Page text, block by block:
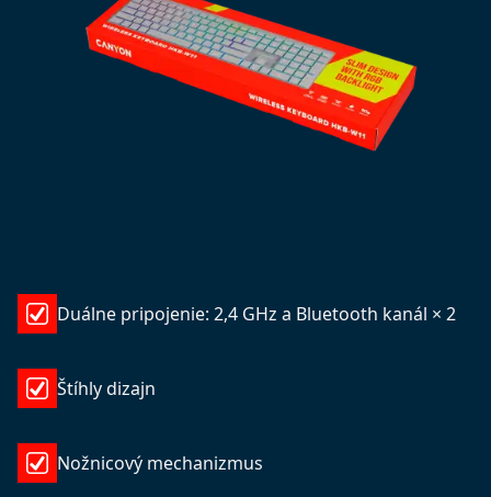
Duálne pripojenie: 2,4 GHz a Bluetooth kanál × 2
Štíhly dizajn
Nožnicový mechanizmus